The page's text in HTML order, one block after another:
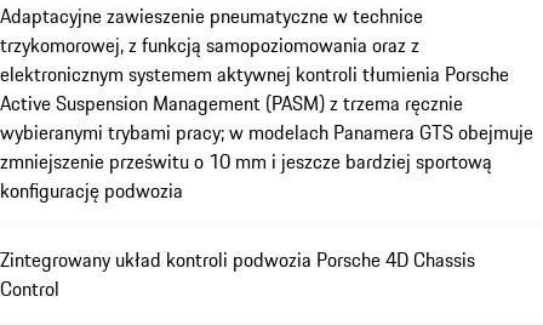
Adaptacyjne zawieszenie pneumatyczne w technice
trzykomorowej, z funkcją samopoziomowania oraz z
elektronicznym systemem aktywnej kontroli tłumienia Porsche
Active Suspension Management (PASM) z trzema ręcznie
wybieranymi trybami pracy; w modelach Panamera GTS obejmuje
zmniejszenie prześwitu o 10 mm i jeszcze bardziej sportową
konfigurację podwozia
Zintegrowany układ kontroli podwozia Porsche 4D Chassis
Control